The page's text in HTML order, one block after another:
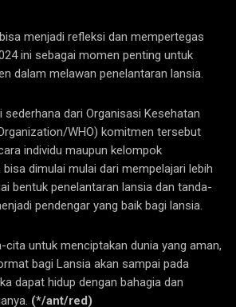
menjadi refleksi dan mempertegas
ini sebagai momen penting untuk
dalam melawan penelantaran lansia.
dari Organisasi Kesehatan
WHO) komitmen tersebut
individu maupun kelompok
dimulai mulai dari mempelajari lebih
bentuk penelantaran lansia dan tanda-
pendengar yang baik bagi lansia.
cita untuk menciptakan dunia yang aman,
bagi Lansia akan sampai pada
dapat hidup dengan bahagia dan
(*/ant/red)